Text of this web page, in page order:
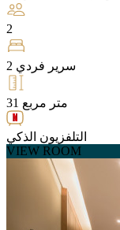
2
2 سرير فردي
31 متر مربع
التلفزيون الذكي
VIEW ROOM